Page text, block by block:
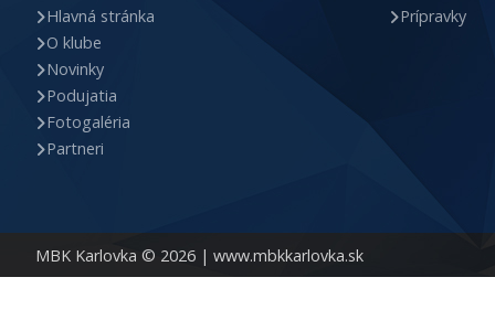
MBK Karlovka © 2026 | www.mbkkarlovka.sk
Hlavná stránka
O klube
Novinky
Podujatia
Fotogaléria
Partneri
Prípravky